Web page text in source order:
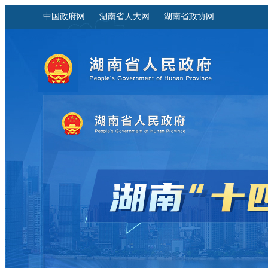
中国政府网 湖南省人大网 湖南省政协网